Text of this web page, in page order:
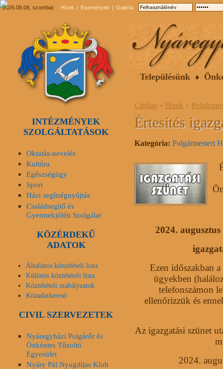
2026.08.08, szombat Hírek Események Galéria
Településünk
Címlap » Hírek »
Értesítés
Kategória: Polgármesteri
2024.
Ezen időszakban
ügyekben
telefonszámon
ellenőrizzük és
Az igazgatási szünet
2024.
INTÉZMÉNYEK
SZOLGÁLTATÁSOK
Oktatás-nevelés
Kultúra
Egészségügy
Sport
Házi segítségnyújtás
Családsegítő és
Gyermekjóléti Szolgálat
KÖZÉRDEKŰ
ADATOK
Általános közzétételi lista
Különös közzétételi lista
Közzétételi szabályzatok
Közadatkereső
CIVIL SZERVEZETEK
Nyáregyházi Polgárőr és
Önkéntes Tűzoltó
Egyesület
Nyáry Pál Nyugdíjas Klub